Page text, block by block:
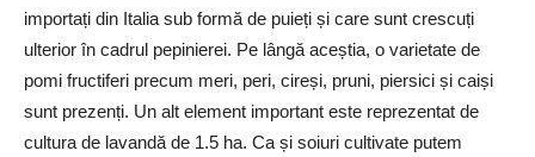
importați din Italia sub formă de puieți și care sunt crescuți
ulterior în cadrul pepinierei. Pe lângă aceștia, o varietate de
pomi fructiferi precum meri, peri, cireși, pruni, piersici și caiși
sunt prezenți. Un alt element important este reprezentat de
cultura de lavandă de 1.5 ha. Ca și soiuri cultivate putem